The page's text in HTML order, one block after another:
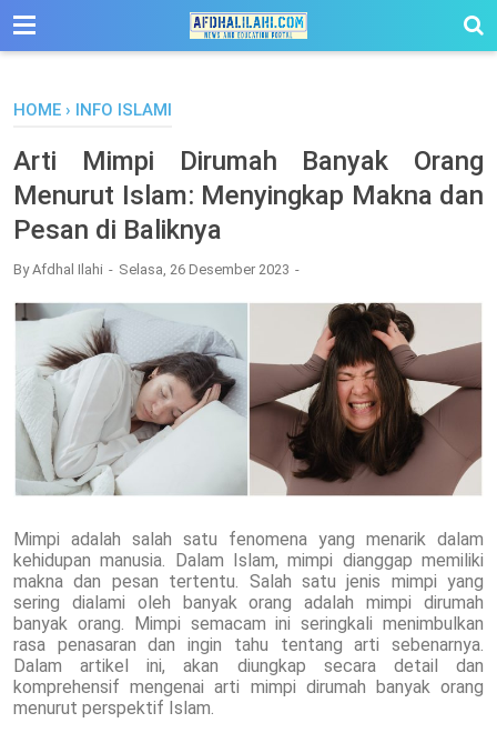
-->
HOME › INFO ISLAMI
Arti Mimpi Dirumah Banyak Orang
Menurut Islam: Menyingkap Makna dan
Pesan di Baliknya
ByAfdhal Ilahi Selasa, 26 Desember 2023
Mimpi adalah salah satu fenomena yang menarik dalam
kehidupan manusia. Dalam Islam, mimpi dianggap memiliki
makna dan pesan tertentu. Salah satu jenis mimpi yang
sering dialami oleh banyak orang adalah mimpi dirumah
banyak orang. Mimpi semacam ini seringkali menimbulkan
rasa penasaran dan ingin tahu tentang arti sebenarnya.
Dalam artikel ini, akan diungkap secara detail dan
komprehensif mengenai arti mimpi dirumah banyak orang
menurut perspektif Islam.